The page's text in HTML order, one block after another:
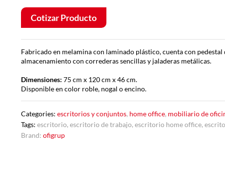
Cotizar Producto
Fabricado en melamina con laminado plástico, cuenta con pedestal
almacenamiento con correderas sencillas y jaladeras metálicas.
Dimensiones: 75 cm x 120 cm x 46 cm.
Disponible en color roble, nogal o encino.
Categories:escritorios y conjuntos, home office, mobiliario de
Tags:escritorio,escritorio de trabajo,escritorio home office,
Brand:ofigrup